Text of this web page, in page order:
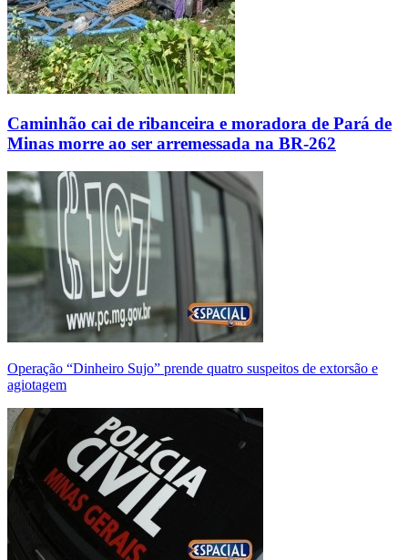
Caminhão cai de ribanceira e moradora de Pará de
Minas morre ao ser arremessada na BR-262
Operação “Dinheiro Sujo” prende quatro suspeitos de extorsão e
agiotagem